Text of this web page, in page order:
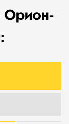
Орион-